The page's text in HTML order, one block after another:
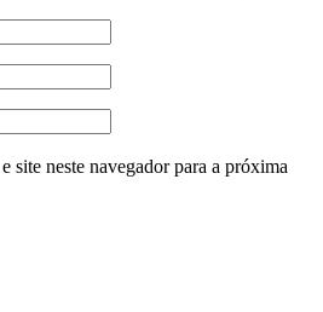
site neste navegador para a próxima